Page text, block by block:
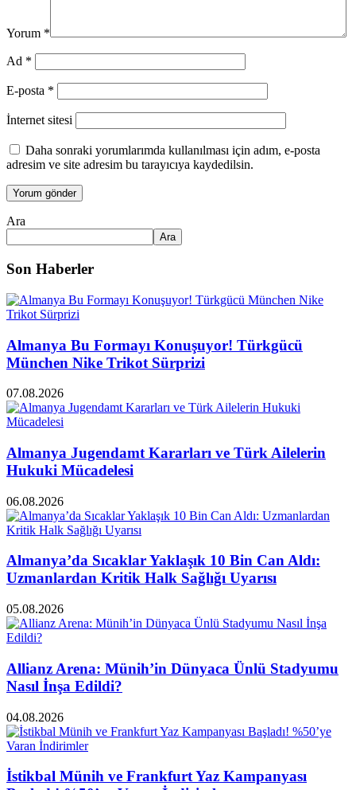
Yorum *
Ad *
E-posta *
İnternet sitesi
Daha sonraki yorumlarımda kullanılması için adım, e-posta
adresim ve site adresim bu tarayıcıya kaydedilsin.
Ara
Ara
Son Haberler
Almanya Bu Formayı Konuşuyor! Türkgücü
München Nike Trikot Sürprizi
07.08.2026
Almanya Jugendamt Kararları ve Türk Ailelerin
Hukuki Mücadelesi
06.08.2026
Almanya’da Sıcaklar Yaklaşık 10 Bin Can Aldı:
Uzmanlardan Kritik Halk Sağlığı Uyarısı
05.08.2026
Allianz Arena: Münih’in Dünyaca Ünlü Stadyumu
Nasıl İnşa Edildi?
04.08.2026
İstikbal Münih ve Frankfurt Yaz Kampanyası